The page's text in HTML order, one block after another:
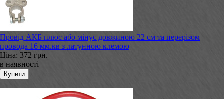
Провід АКБ плюс або мінус довжиною 22 см та перерізом
провода 16 мм.кв з латунною клемою
Ціна: 372 грн.
в наявності